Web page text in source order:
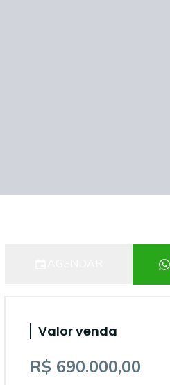
Valor venda
R$ 690.000,00